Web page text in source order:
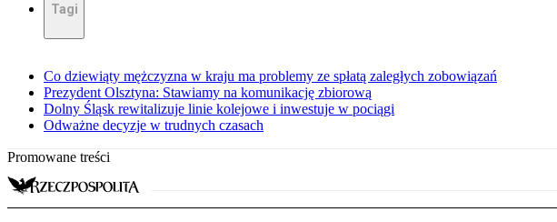
Tagi
Co dziewiąty mężczyzna w kraju ma problemy ze spłatą zaległych zobowiązań
Prezydent Olsztyna: Stawiamy na komunikację zbiorową
Dolny Śląsk rewitalizuje linie kolejowe i inwestuje w pociągi
Odważne decyzje w trudnych czasach
Promowane treści